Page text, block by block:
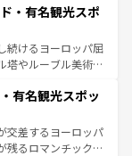
ツ一覧を参照してほ
ラメンコ、熱気あふ
の一部となってい
気や、バルセロナの
代ローマ遺跡や中世
るスペインはその個
・有名観光スポ
続けるヨーロッパ屈
塔やルーブル美術館
な宮殿、歴史的な大
が、訪れる者を心
の国としても知ら
遺産にも登録されて
有名観光スポッ
交差するヨーロッパ
残るロマンチック街